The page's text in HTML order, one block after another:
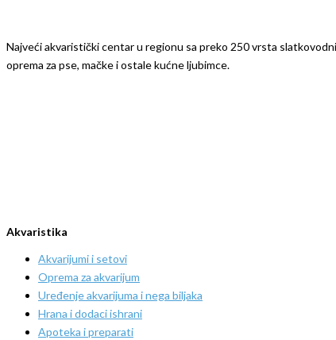
Najveći akvaristički centar u regionu sa preko 250 vrsta
oprema za pse, mačke i ostale kućne ljubimce.
Akvaristika
Akvarijumi i setovi
Oprema za akvarijum
Uređenje akvarijuma i nega biljaka
Hrana i dodaci ishrani
Apoteka i preparati